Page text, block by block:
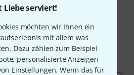
Liebe serviert!
möchten wir Ihnen ein
mit allem was
Dazu zählen zum Beispiel
personalisierte Anzeigen
Einstellungen. Wenn das für
Newsletter
Newsletter und gewinne mit
50 Gutscheinenüber jeweils
Deals Thomann Insights